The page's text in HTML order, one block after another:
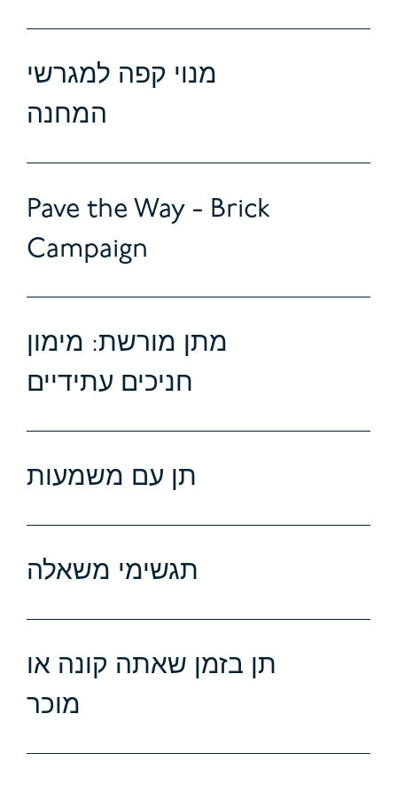
מנוי קפה למגרשי
המחנה
Pave the Way - Brick
Campaign
מתן מורשת: מימון
חניכים עתידיים
תן עם משמעות
תגשימי משאלה
תן בזמן שאתה קונה או
מוכר